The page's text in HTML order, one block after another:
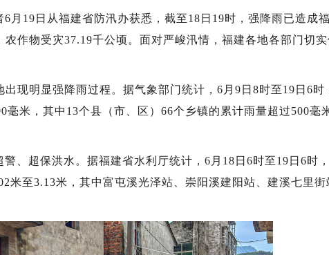
19日从福建省防汛办获悉，截至18日19时，强降雨已造成
作物受灾37.19千公顷。面对严峻汛情，福建各地各部门切
明显强降雨过程。据气象部门统计，6月9日8时至19日6时
米，其中13个县（市、区）66个乡镇的累计雨量超过500毫
超保洪水。据福建省水利厅统计，6月18日6时至19日6时
米至3.13米，其中富屯溪光泽站、崇阳溪建阳站、建溪七里街